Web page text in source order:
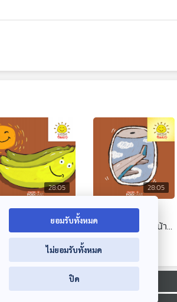
28:05
EP. 1975: ทำไมผล
พระอาทิตย์ยิ้มแฉ่ง
28:05
EP. 1976: ทำไม
เครื่องบินต้องมีหน้า
ต่าง
พระอาทิตย์ยิ้มแฉ่ง
00:00:00
ยอมรับทั้งหมด
ไม่ยอมรับทั้งหมด
ปิด